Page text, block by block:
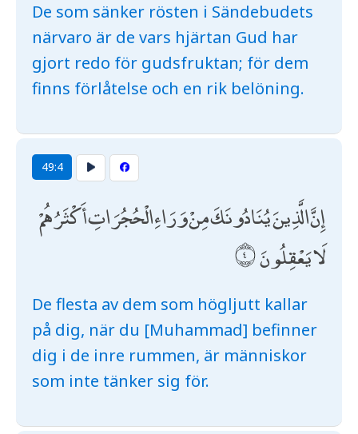
De som sänker rösten i Sändebudets
närvaro är de vars hjärtan Gud har
gjort redo för gudsfruktan; för dem
finns förlåtelse och en rik belöning.
49:4
إِنَّ الَّذِينَ يُنَادُونَكَ مِنْ وَرَاءِ الْحُجُرَاتِ أَكْثَرُهُمْ
لَا يَعْقِلُونَ
De flesta av dem som högljutt kallar
på dig, när du [Muhammad] befinner
dig i de inre rummen, är människor
som inte tänker sig för.